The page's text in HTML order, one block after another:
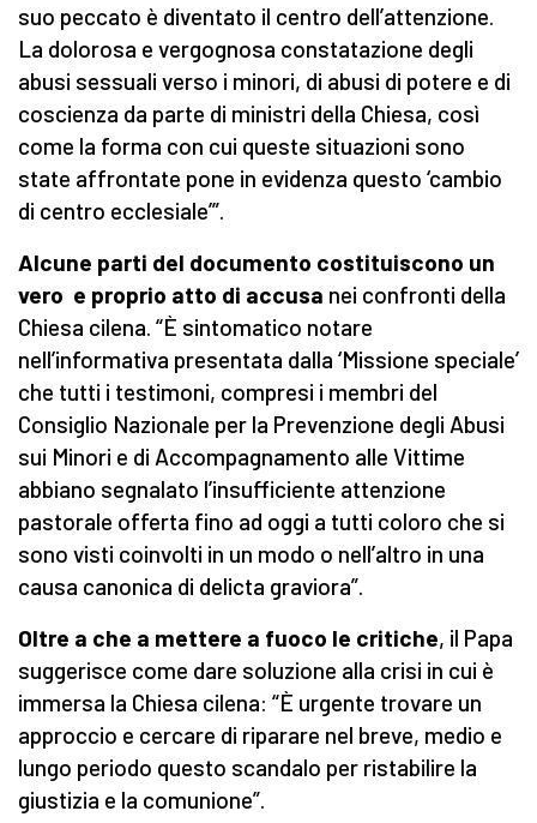
suo peccato è diventato il centro dell’attenzione.
La dolorosa e vergognosa constatazione degli
abusi sessuali verso i minori, di abusi di potere e di
coscienza da parte di ministri della Chiesa, così
come la forma con cui queste situazioni sono
state affrontate pone in evidenza questo ‘cambio
di centro ecclesiale’”.
Alcune parti del documento costituiscono un
vero e proprio atto di accusa nei confronti della
Chiesa cilena. “È sintomatico notare
nell’informativa presentata dalla ‘Missione speciale’
che tutti i testimoni, compresi i membri del
Consiglio Nazionale per la Prevenzione degli Abusi
sui Minori e di Accompagnamento alle Vittime
abbiano segnalato l’insufficiente attenzione
pastorale offerta fino ad oggi a tutti coloro che si
sono visti coinvolti in un modo o nell’altro in una
causa canonica di delicta graviora”.
Oltre a che a mettere a fuoco le critiche, il Papa
suggerisce come dare soluzione alla crisi in cui è
immersa la Chiesa cilena: “È urgente trovare un
approccio e cercare di riparare nel breve, medio e
lungo periodo questo scandalo per ristabilire la
giustizia e la comunione”.